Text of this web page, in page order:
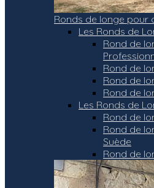
Ronds de longe pour
Les Ronds de
Rond de
Rond de
Rond de
Rond de
Les Ronds de
Rond de
Rond de
Suède
Rond de